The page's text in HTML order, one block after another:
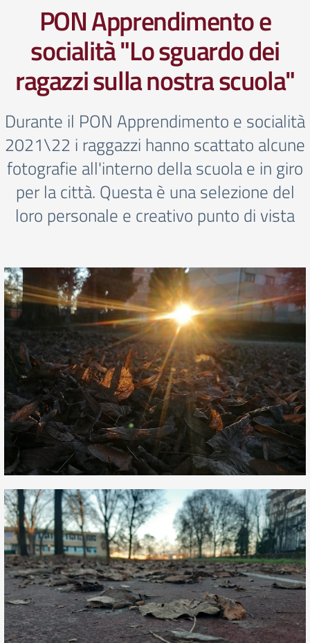
PON Apprendimento e
socialità "Lo sguardo dei
ragazzi sulla nostra scuola"
Durante il PON Apprendimento e socialità
2021\22 i raggazzi hanno scattato alcune
fotografie all'interno della scuola e in giro
per la città. Questa è una selezione del
loro personale e creativo punto di vista